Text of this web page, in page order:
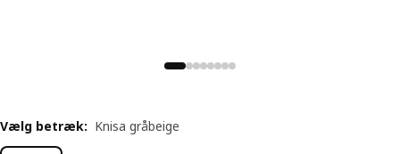
Vælg betræk: Knisa gråbeige